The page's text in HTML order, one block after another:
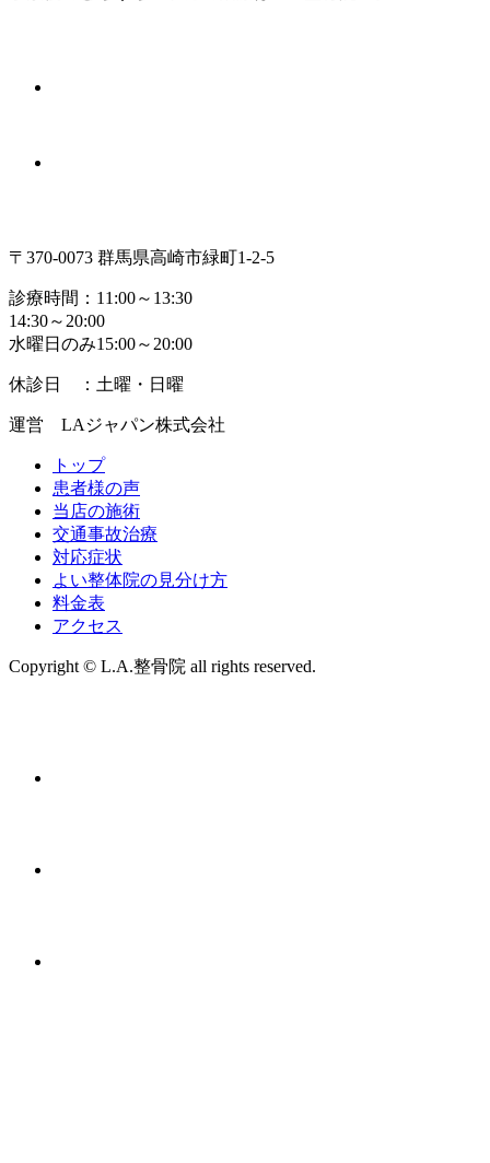
〒370-0073 群馬県高崎市緑町1-2-5
診療時間：11:00～13:30
14:30～20:00
水曜日のみ15:00～20:00
休診日 ：土曜・日曜
運営 LAジャパン株式会社
トップ
患者様の声
当店の施術
交通事故治療
対応症状
よい整体院の見分け方
料金表
アクセス
Copyright © L.A.整骨院 all rights reserved.